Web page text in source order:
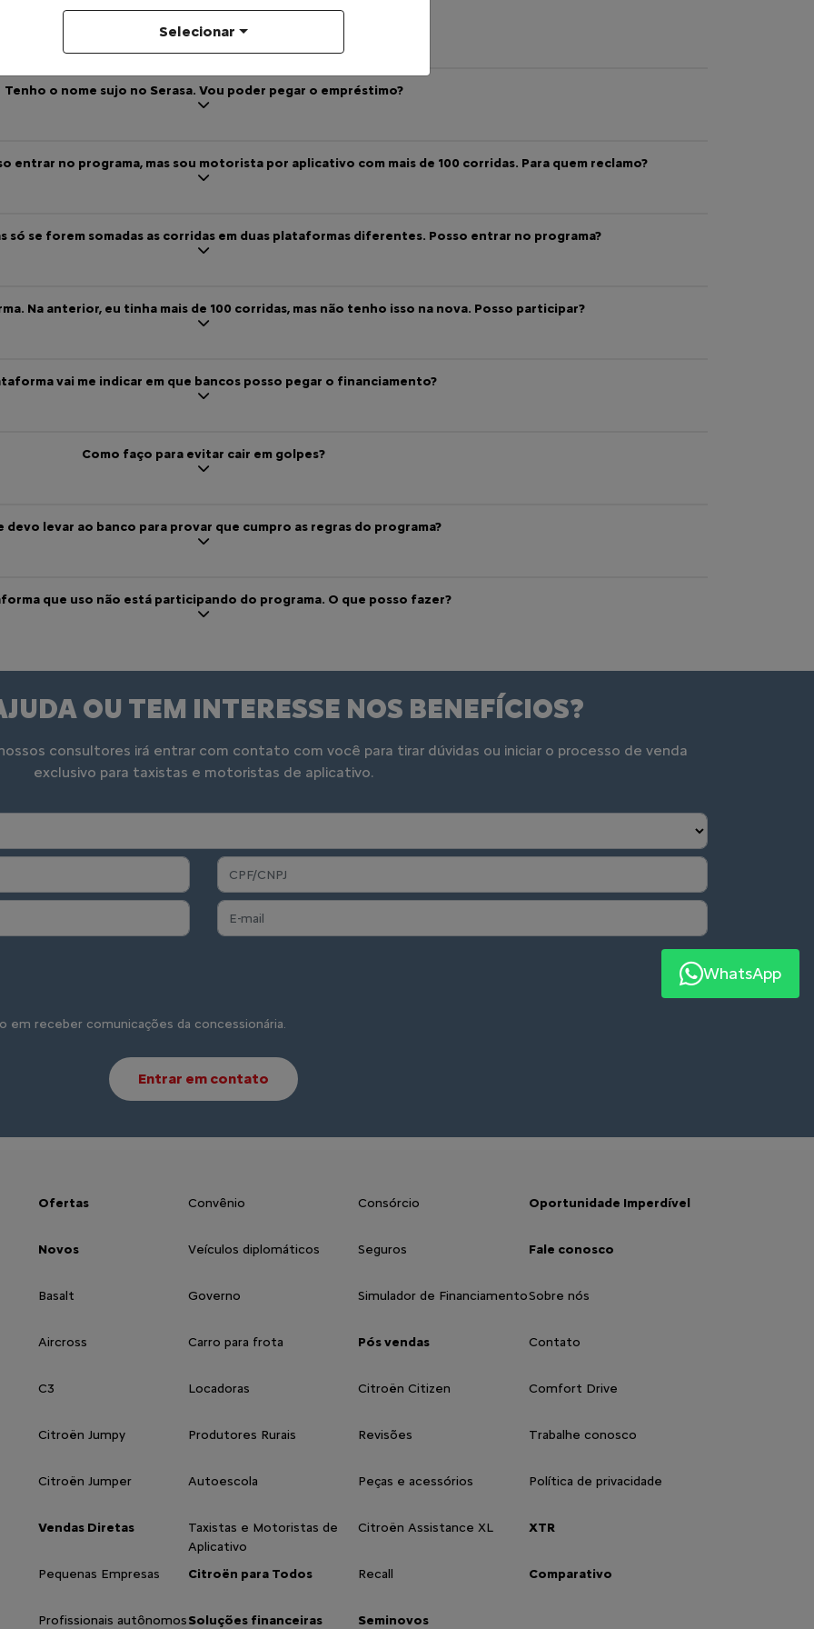
Tenho o nome sujo no Serasa. Vou poder pegar o empréstimo?
entrar no programa, mas sou motorista por aplicativo com mais de 100 corridas. Para quem reclamo?
só se forem somadas as corridas em duas plataformas diferentes. Posso entrar no programa?
Na anterior, eu tinha mais de 100 corridas, mas não tenho isso na nova. Posso participar?
vai me indicar em que bancos posso pegar o financiamento?
Como faço para evitar cair em golpes?
devo levar ao banco para provar que cumpro as regras do programa?
que uso não está participando do programa. O que posso fazer?
OU TEM INTERESSE NOS BENEFÍCIOS?
consultores irá entrar com contato com você para tirar dúvidas ou iniciar o processo de venda
exclusivo para taxistas e motoristas de aplicativo.
em receber comunicações da concessionária.
Entrar em contato
Ofertas
Novos
Basalt
Aircross
C3
Citroën Jumpy
Citroën Jumper
Vendas Diretas
Pequenas Empresas
Profissionais autônomos
Convênio
Veículos diplomáticos
Governo
Carro para frota
Locadoras
Produtores Rurais
Autoescola
Taxistas e Motoristas de
Aplicativo
Citroën para Todos
Soluções financeiras
Consórcio
Seguros
Simulador de Financiamento
Pós vendas
Citroën Citizen
Revisões
Peças e acessórios
Citroën Assistance XL
Recall
Seminovos
Oportunidade Imperdível
Fale conosco
Sobre nós
Contato
Comfort Drive
Trabalhe conosco
Política de privacidade
XTR
Comparativo
WhatsApp
Selecionar